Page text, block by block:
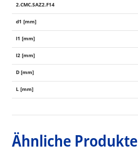
Ähnliche Produkte